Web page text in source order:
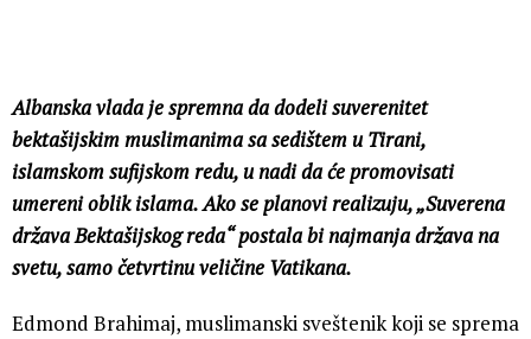
Albanska vlada je spremna da dodeli suverenitet
bektašijskim muslimanima sa sedištem u Tirani,
islamskom sufijskom redu, u nadi da će promovisati
umereni oblik islama. Ako se planovi realizuju, „Suverena
država Bektašijskog reda“ postala bi najmanja država na
svetu, samo četvrtinu veličine Vatikana.
Edmond Brahimaj, muslimanski sveštenik koji se sprema